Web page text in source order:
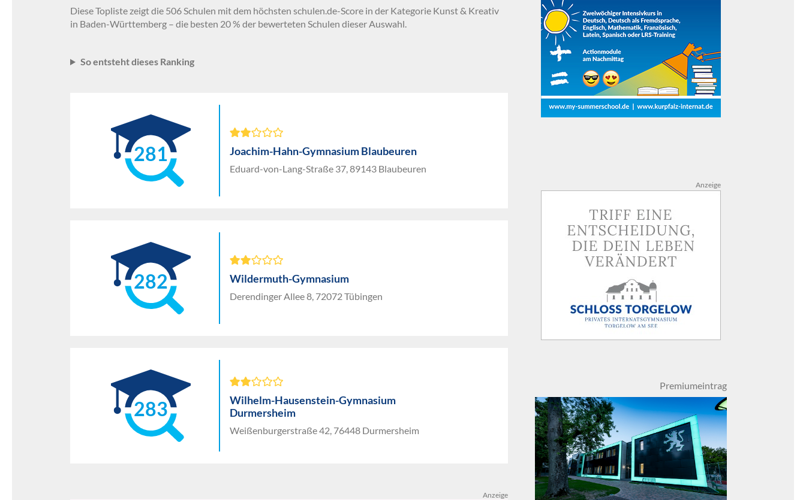
Diese Topliste zeigt die 506 Schulen mit dem höchsten schulen.de-Score in der Kategorie Kunst & Kreativ
in Baden-Württemberg – die besten 20 % der bewerteten Schulen dieser Auswahl.
So entsteht dieses Ranking
281 Joachim-Hahn-Gymnasium Blaubeuren
Eduard-von-Lang-Straße 37, 89143 Blaubeuren
282 Wildermuth-Gymnasium
Derendinger Allee 8, 72072 Tübingen
283
Wilhelm-Hausenstein-Gymnasium
Durmersheim
Weißenburgerstraße 42, 76448 Durmersheim
Anzeige
Anzeige
Premiumeintrag